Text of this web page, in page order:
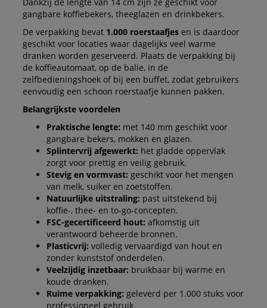
gangbare koffiebekers, theeglazen en drinkbekers.
De verpakking bevat 1.000 roerstaafjesen is daardoor
geschikt voor locaties waar dagelijks veel warme
dranken worden geserveerd. Plaats de verpakking bij
de koffieautomaat, op de balie, in de
zelfbedieningshoek of bij een buffet, zodat gebruikers
eenvoudig een schoon roerstaafje kunnen pakken.
Belangrijkste voordelen
Praktische lengte: met 140 mm geschikt voor
gangbare bekers, mokken en glazen.
Splintervrij afgewerkt: het gladde oppervlak
zorgt voor prettig en veilig gebruik.
Stevig en vormvast: geschikt voor het mengen
van melk, suiker en zoetstoffen.
Natuurlijke uitstraling: past uitstekend bij
koffie-, thee- en to-go-concepten.
FSC-gecertificeerd hout: afkomstig uit
verantwoord beheerde bronnen.
Plasticvrij: volledig vervaardigd van hout en
zonder kunststof onderdelen.
Veelzijdig inzetbaar: bruikbaar bij warme en
koude dranken.
Ruime verpakking: geleverd per 1.000 stuks voor
professioneel gebruik.